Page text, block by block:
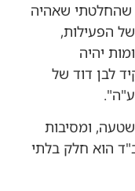
שהחלטתי שאהיה
הפעילות,
יהיה
לבן דוד של
ע"ה".
ומסיבות
הוא חלק בלתי